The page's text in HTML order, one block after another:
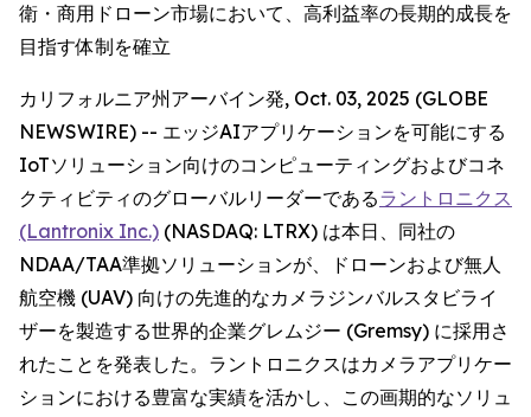
衛・商用ドローン市場において、高利益率の長期的成長を
目指す体制を確立
カリフォルニア州アーバイン発, Oct. 03, 2025 (GLOBE
NEWSWIRE) -- エッジAIアプリケーションを可能にする
IoTソリューション向けのコンピューティングおよびコネ
クティビティのグローバルリーダーであるラントロニクス
(Lantronix Inc.) (NASDAQ: LTRX) は本日、同社の
NDAA/TAA準拠ソリューションが、ドローンおよび無人
航空機 (UAV) 向けの先進的なカメラジンバルスタビライ
ザーを製造する世界的企業グレムジー (Gremsy) に採用さ
れたことを発表した。ラントロニクスはカメラアプリケー
ションにおける豊富な実績を活かし、この画期的なソリュ